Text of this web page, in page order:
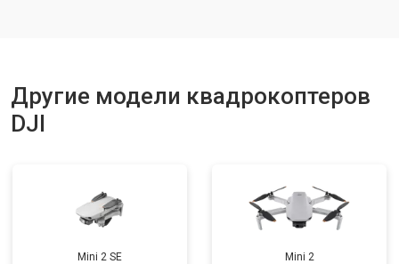
Другие модели квадрокоптеров
DJI
Mini 2 SE Mini 2